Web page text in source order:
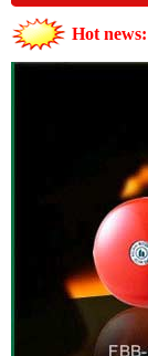
Hot news: